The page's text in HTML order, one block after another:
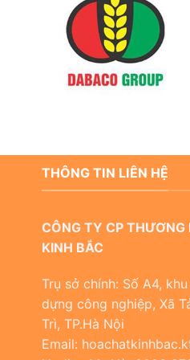
THÔNG TIN LIÊN HỆ
CÔNG TY CP
KINH BẮC
Trụ sở chính: Số A4,
dựng công nghiệp, Xã
Trì, TP.Hà Nội
Email: